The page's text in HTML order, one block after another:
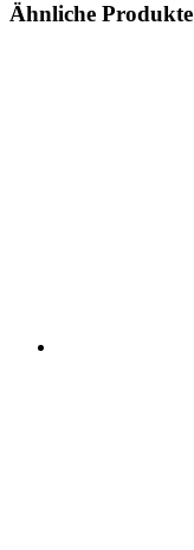
Ähnliche Produkte